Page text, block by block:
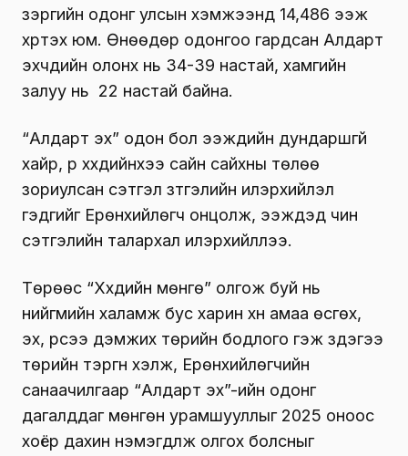
зэргийн одонг улсын хэмжээнд 14,486 ээж
хүртэх юм. Өнөөдөр одонгоо гардсан Алдарт
эхчүүдийн олонх нь 34-39 настай, хамгийн
залуу нь 22 настай байна.
“Алдарт эх” одон бол ээжүүдийн дундаршгүй
хайр, үр хүүхдийнхээ сайн сайхны төлөө
зориулсан сэтгэл зүтгэлийн илэрхийлэл
гэдгийг Ерөнхийлөгч онцолж, ээжүүдэд чин
сэтгэлийн талархал илэрхийллээ.
Төрөөс “Хүүхдийн мөнгө” олгож буй нь
нийгмийн халамж бус харин хүн амаа өсгөх,
эх, үрсээ дэмжих төрийн бодлого гэж үздэгээ
төрийн тэргүүн хэлж, Ерөнхийлөгчийн
санаачилгаар “Алдарт эх”-ийн одонг
дагалддаг мөнгөн урамшууллыг 2025 оноос
хоёр дахин нэмэгдүүлж олгох болсныг